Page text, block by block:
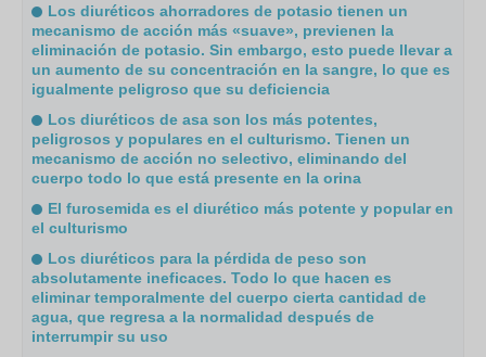
Los diuréticos ahorradores de potasio tienen un
mecanismo de acción más «suave», previenen la
eliminación de potasio. Sin embargo, esto puede llevar a
un aumento de su concentración en la sangre, lo que es
igualmente peligroso que su deficiencia
Los diuréticos de asa son los más potentes,
peligrosos y populares en el culturismo. Tienen un
mecanismo de acción no selectivo, eliminando del
cuerpo todo lo que está presente en la orina
El furosemida es el diurético más potente y popular en
el culturismo
Los diuréticos para la pérdida de peso son
absolutamente ineficaces. Todo lo que hacen es
eliminar temporalmente del cuerpo cierta cantidad de
agua, que regresa a la normalidad después de
interrumpir su uso